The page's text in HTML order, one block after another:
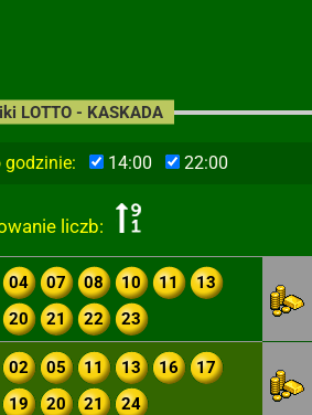
godzinie: 14:00 22:00
liczb:
LOTTO - KASKADA
04 07 08 10 11
13
20 21 22 23
02 05 11 13 16
17
19 20 21 24